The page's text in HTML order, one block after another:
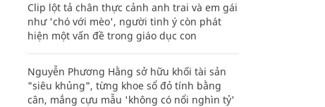
Clip lột tả chân thực cảnh anh trai và em gái
như 'chó với mèo', người tinh ý còn phát
hiện một vấn đề trong giáo dục con
Nguyễn Phương Hằng sở hữu khối tài sản
"siêu khủng", từng khoe sổ đỏ tính bằng
cân, mắng cựu mẫu 'không có nổi nghìn tỷ'